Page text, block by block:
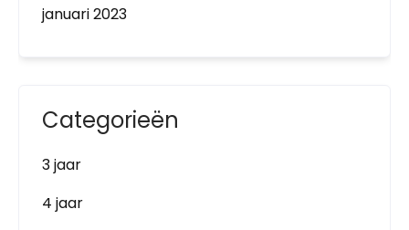
januari 2023
Categorieën
3 jaar
4 jaar